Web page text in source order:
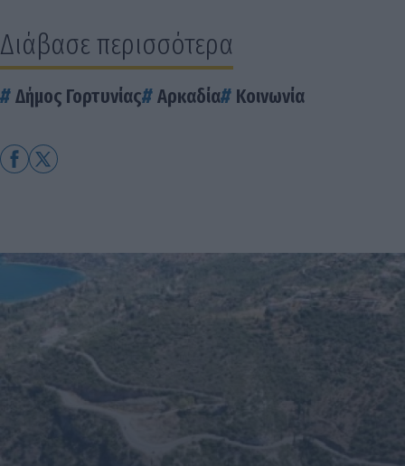
Διάβασε περισσότερα
Δήμος Γορτυνίας Αρκαδία Κοινωνία